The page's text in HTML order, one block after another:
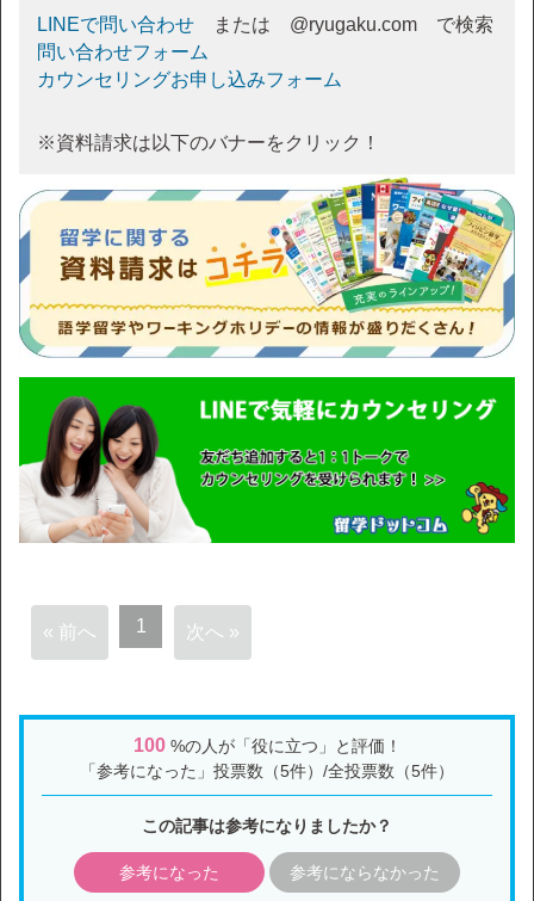
LINEで問い合わせ または @ryugaku.com で検索
問い合わせフォーム
カウンセリングお申し込みフォーム
※資料請求は以下のバナーをクリック！
« 前へ 1 次へ »
100%の人が「役に立つ」と評価！
「参考になった」投票数（5件）/全投票数（5件）
この記事は参考になりましたか？
参考になった 参考にならなかった